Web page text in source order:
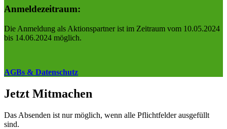
Anmeldezeitraum:
Die Anmeldung als Aktionspartner ist im Zeitraum vom 10.05.2024
bis 14.06.2024 möglich.
AGBs & Datenschutz
Jetzt Mitmachen
Das Absenden ist nur möglich, wenn alle Pflichtfelder ausgefüllt
sind.